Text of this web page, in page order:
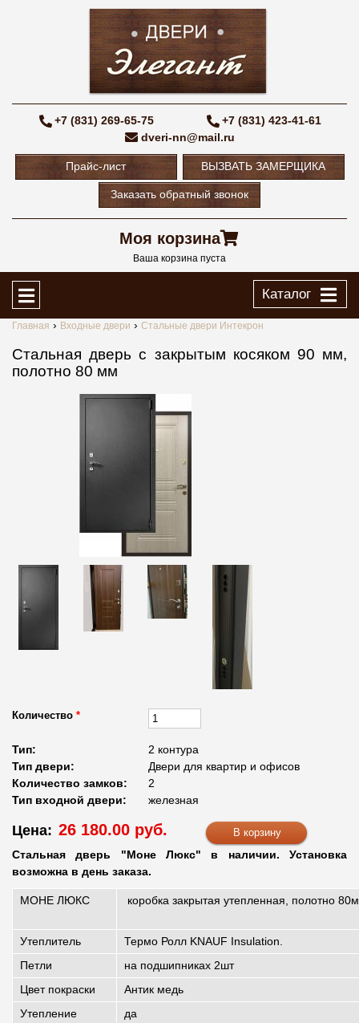
+7 (831) 269-65-75
+7 (831) 423-41-61
dveri-nn@mail.ru
Прайс-лист ВЫЗВАТЬ ЗАМЕРЩИКА
Заказать обратный звонок
Моя корзина
Ваша корзина пуста
Каталог
Главная Входные двери Стальные двери Интекрон
Стальная дверь с закрытым косяком 90 мм,
полотно 80 мм
Количество *
Тип:
2 контура
Тип двери:
Двери для квартир и офисов
Количество замков:
2
Тип входной двери:
железная
Цена: 26 180.00 руб.
Стальная дверь "Моне Люкс" в наличии. Установка
возможна в день заказа.
МОНЕ ЛЮКС коробка закрытая утепленная, полотно
Утеплитель
Термо Ролл KNAUF Insulation.
Петли
на подшипниках 2шт
Цвет покраски
Антик медь
Утепление
да